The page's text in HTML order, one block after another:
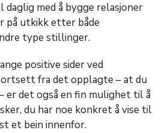
daglig med å bygge relasjoner
på utkikk etter både
type stillinger.
positive sider ved
fra det opplagte – at du
er det også en fin mulighet til å
du har noe konkret å vise til
et bein innenfor.